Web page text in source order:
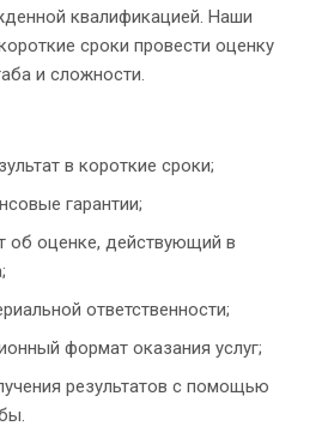
квалификацией. Наши
сроки провести оценку
и сложности.
в короткие сроки;
гарантии;
об оценке, действующий в
ответственности;
формат оказания услуг;
результатов с помощью